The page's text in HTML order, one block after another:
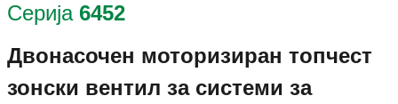
Серија 6452
Двонасочен моторизиран топчест
зонски вентил за системи за